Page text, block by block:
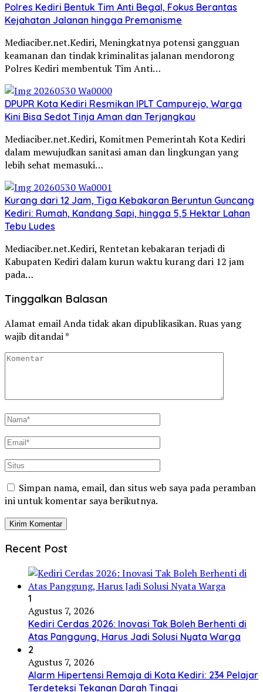
Polres Kediri Bentuk Tim Anti Begal, Fokus Berantas
Kejahatan Jalanan hingga Premanisme
Mediaciber.net.Kediri, Meningkatnya potensi gangguan
keamanan dan tindak kriminalitas jalanan mendorong
Polres Kediri membentuk Tim Anti…
DPUPR Kota Kediri Resmikan IPLT Campurejo, Warga
Kini Bisa Sedot Tinja Aman dan Terjangkau
Mediaciber.net.Kediri, Komitmen Pemerintah Kota Kediri
dalam mewujudkan sanitasi aman dan lingkungan yang
lebih sehat memasuki…
Kurang dari 12 Jam, Tiga Kebakaran Beruntun Guncang
Kediri: Rumah, Kandang Sapi, hingga 5,5 Hektar Lahan
Tebu Ludes
Mediaciber.net.Kediri, Rentetan kebakaran terjadi di
Kabupaten Kediri dalam kurun waktu kurang dari 12 jam
pada…
Tinggalkan Balasan
Alamat email Anda tidak akan dipublikasikan.Ruas yang
wajib ditandai*
Simpan nama, email, dan situs web saya pada peramban
ini untuk komentar saya berikutnya.
Recent Post
1
Agustus 7, 2026
Kediri Cerdas 2026: Inovasi Tak Boleh Berhenti di
Atas Panggung, Harus Jadi Solusi Nyata Warga
2
Agustus 7, 2026
Alarm Hipertensi Remaja di Kota Kediri: 234 Pelajar
Terdeteksi Tekanan Darah Tinggi